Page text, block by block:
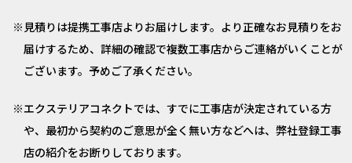
見積りは提携工事店よりお届けします。より正確なお見積りをお
届けするため、詳細の確認で複数工事店からご連絡がいくことが
ございます。予めご了承ください。
エクステリアコネクトでは、すでに工事店が決定されている方
や、最初から契約のご意思が全く無い方などへは、弊社登録工事
店の紹介をお断りしております。